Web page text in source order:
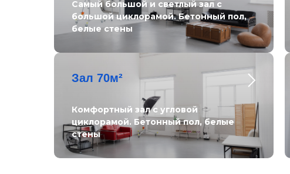
Самый большой и светлый зал с
большой циклорамой. Бетонный пол,
белые стены
Зал 70м²
Комфортный зал с угловой
циклорамой. Бетонный пол, белые
стены